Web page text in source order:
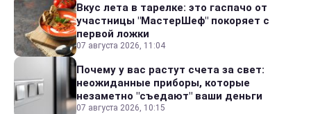
Вкус лета в тарелке: это гаспачо от
участницы "МастерШеф" покоряет с
первой ложки
07 августа 2026, 11:04
Почему у вас растут счета за свет:
неожиданные приборы, которые
незаметно "съедают" ваши деньги
07 августа 2026, 10:15